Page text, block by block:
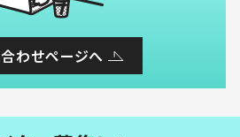
わせページへ